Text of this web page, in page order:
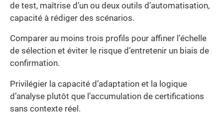
de test, maîtrise d’un ou deux outils d’automatisation,
capacité à rédiger des scénarios.
Comparer au moins trois profils pour affiner l’échelle
de sélection et éviter le risque d’entretenir un biais de
confirmation.
Privilégier la capacité d’adaptation et la logique
d’analyse plutôt que l’accumulation de certifications
sans contexte réel.